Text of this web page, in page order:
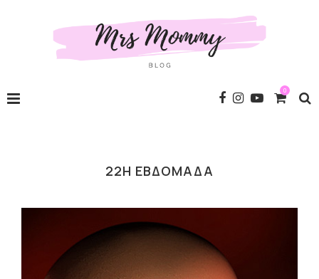
0
22Η ΕΒΔΟΜΆΔΑ